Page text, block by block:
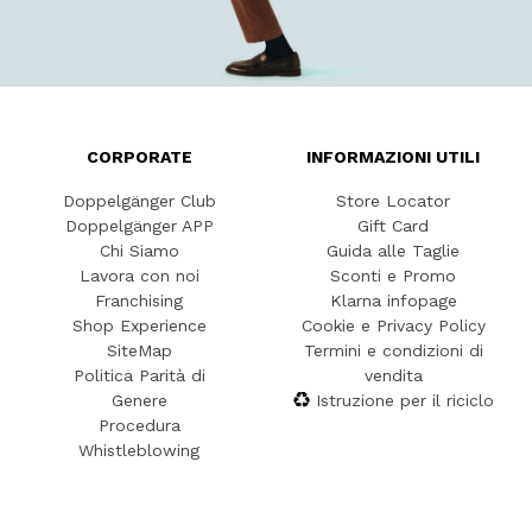
CORPORATE
Doppelgänger Club
Doppelgänger APP
Chi Siamo
Lavora con noi
Franchising
Shop Experience
SiteMap
Politica Parità di
Genere
Procedura
Whistleblowing
INFORMAZIONI UTILI
Store Locator
Gift Card
Guida alle Taglie
Sconti e Promo
Klarna infopage
Cookie e Privacy Policy
Termini e condizioni di
vendita
Istruzione per il riciclo